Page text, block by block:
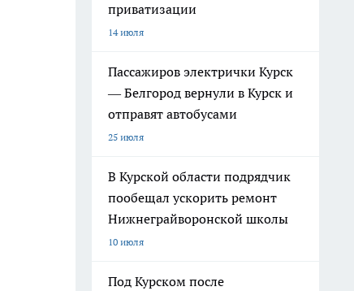
приватизации
14 июля
Пассажиров электрички Курск
— Белгород вернули в Курск и
отправят автобусами
25 июля
В Курской области подрядчик
пообещал ускорить ремонт
Нижнеграйворонской школы
10 июля
Под Курском после